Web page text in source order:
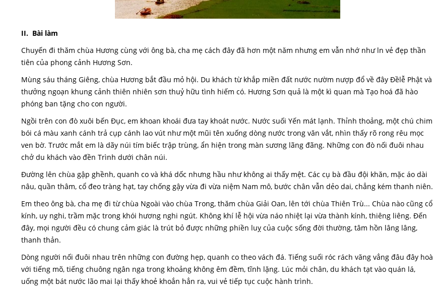
II. Bài làm
Chuyến đi thăm chùa Hương cùng với ông bà, cha mẹ cách đây đã hơn một năm nhưng em vẫn nhớ như ln vẻ đẹp thần
tiên của phong cảnh Hương Sơn.
Mùng sáu tháng Giêng, chùa Hương bắt đầu mỏ hội. Du khách từ khắp miền đất nước nườm nượp đổ về đây Đềlễ Phật và
thưởng ngoạn khung cảnh thiên nhiên sơn thuỷ hữu tình hiếm có. Hương Sơn quả là một kì quan mà Tạo hoá đã hào
phóng ban tặng cho con người.
Ngồi trên con đò xuôi bến Đục, em khoan khoái đưa tay khoát nước. Nước suối Yến mát lạnh. Thỉnh thoảng, một chú chim
bói cá màu xanh cánh trả cụp cánh lao vút như một mũi tên xuống dòng nước trong văn vắt, nhìn thấy rõ rong rêu mọc
ven bờ. Trước mắt em là dãy núi tím biếc trập trùng, ẩn hiện trong màn sương lãng đãng. Những con đò nối đuôi nhau
chở du khách vào đền Trình dưới chân núi.
Đường lên chùa gập ghềnh, quanh co và khá dốc nhưng hầu như không ai thấy mệt. Các cụ bà đầu đội khăn, mặc áo dài
nâu, quần thâm, cổ đeo tràng hạt, tay chống gậy vừa đi vừa niệm Nam mô, bước chân vẫn dẻo dai, chẳng kém thanh niên.
Em theo ông bà, cha mẹ đi từ chùa Ngoài vào chùa Trong, thăm chùa Giải Oan, lên tới chùa Thiên Trù... Chùa nào cũng cổ
kính, uy nghi, trầm mặc trong khói hương nghi ngút. Không khí lễ hội vừa náo nhiệt lại vừa thành kính, thiêng liêng. Đến
đây, mọi người đều có chung cảm giác là trút bỏ được những phiền luỵ của cuộc sống đời thường, tâm hồn lâng lâng,
thanh thản.
Dòng người nối đuôi nhau trên những con đường hẹp, quanh co theo vách đá. Tiếng suối róc rách văng vẳng đâu đây hoà
với tiếng mõ, tiếng chuông ngân nga trong khoảng không êm đềm, tĩnh lặng. Lúc mỏi chân, du khách tạt vào quán lá,
uống một bát nước lão mai lại thấy khoẻ khoắn hẳn ra, vui vẻ tiếp tục cuộc hành trình.